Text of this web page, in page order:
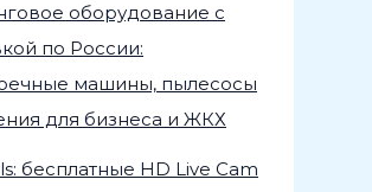
оборудование с
по России:
машины, пылесосы
для бизнеса и ЖКХ
бесплатные HD Live Cam